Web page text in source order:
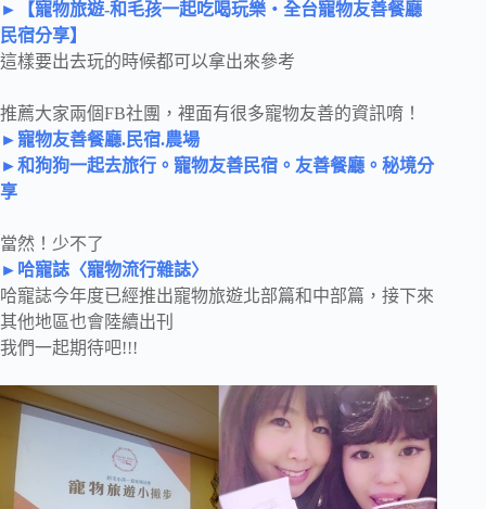
►【寵物旅遊-和毛孩一起吃喝玩樂‧全台寵物友善餐廳
民宿分享】
這樣要出去玩的時候都可以拿出來參考
推薦大家兩個FB社團，裡面有很多寵物友善的資訊唷！
►寵物友善餐廳.民宿.農場
►和狗狗一起去旅行。寵物友善民宿。友善餐廳。秘境分
享
當然！少不了
►哈寵誌〈寵物流行雜誌〉
哈寵誌今年度已經推出寵物旅遊北部篇和中部篇，接下來
其他地區也會陸續出刊
我們一起期待吧!!!